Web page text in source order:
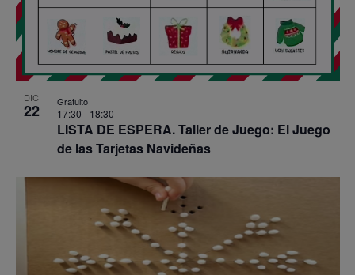
DIC
22
LISTA DE ESPERA. Taller de Juego: El Juego
de las Tarjetas Navideñas
17:30 - 18:30
Gratuito